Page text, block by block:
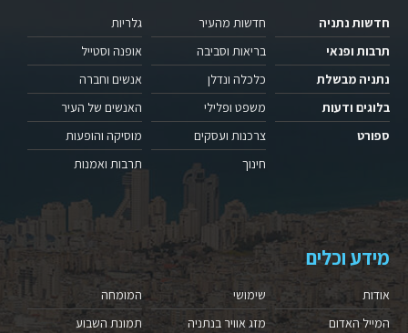
חדשות נתניה
תרבות ופנאי
נתניה מבשלת
בלוגים ודעות
ספורט
חדשות מהעיר
בריאות וסביבה
כלכלה ונדלן
משפט ופלילי
צרכנות ועסקים
חינוך
גלריות
אופנה וסטייל
אנשים וחברה
האנשים של העיר
מוסיקה והופעות
תרבות ואמנות
מידע וכלים
אודות
המייל האדום
שימושי
מזג אוויר בנתניה
המומחה
תמונת השבוע